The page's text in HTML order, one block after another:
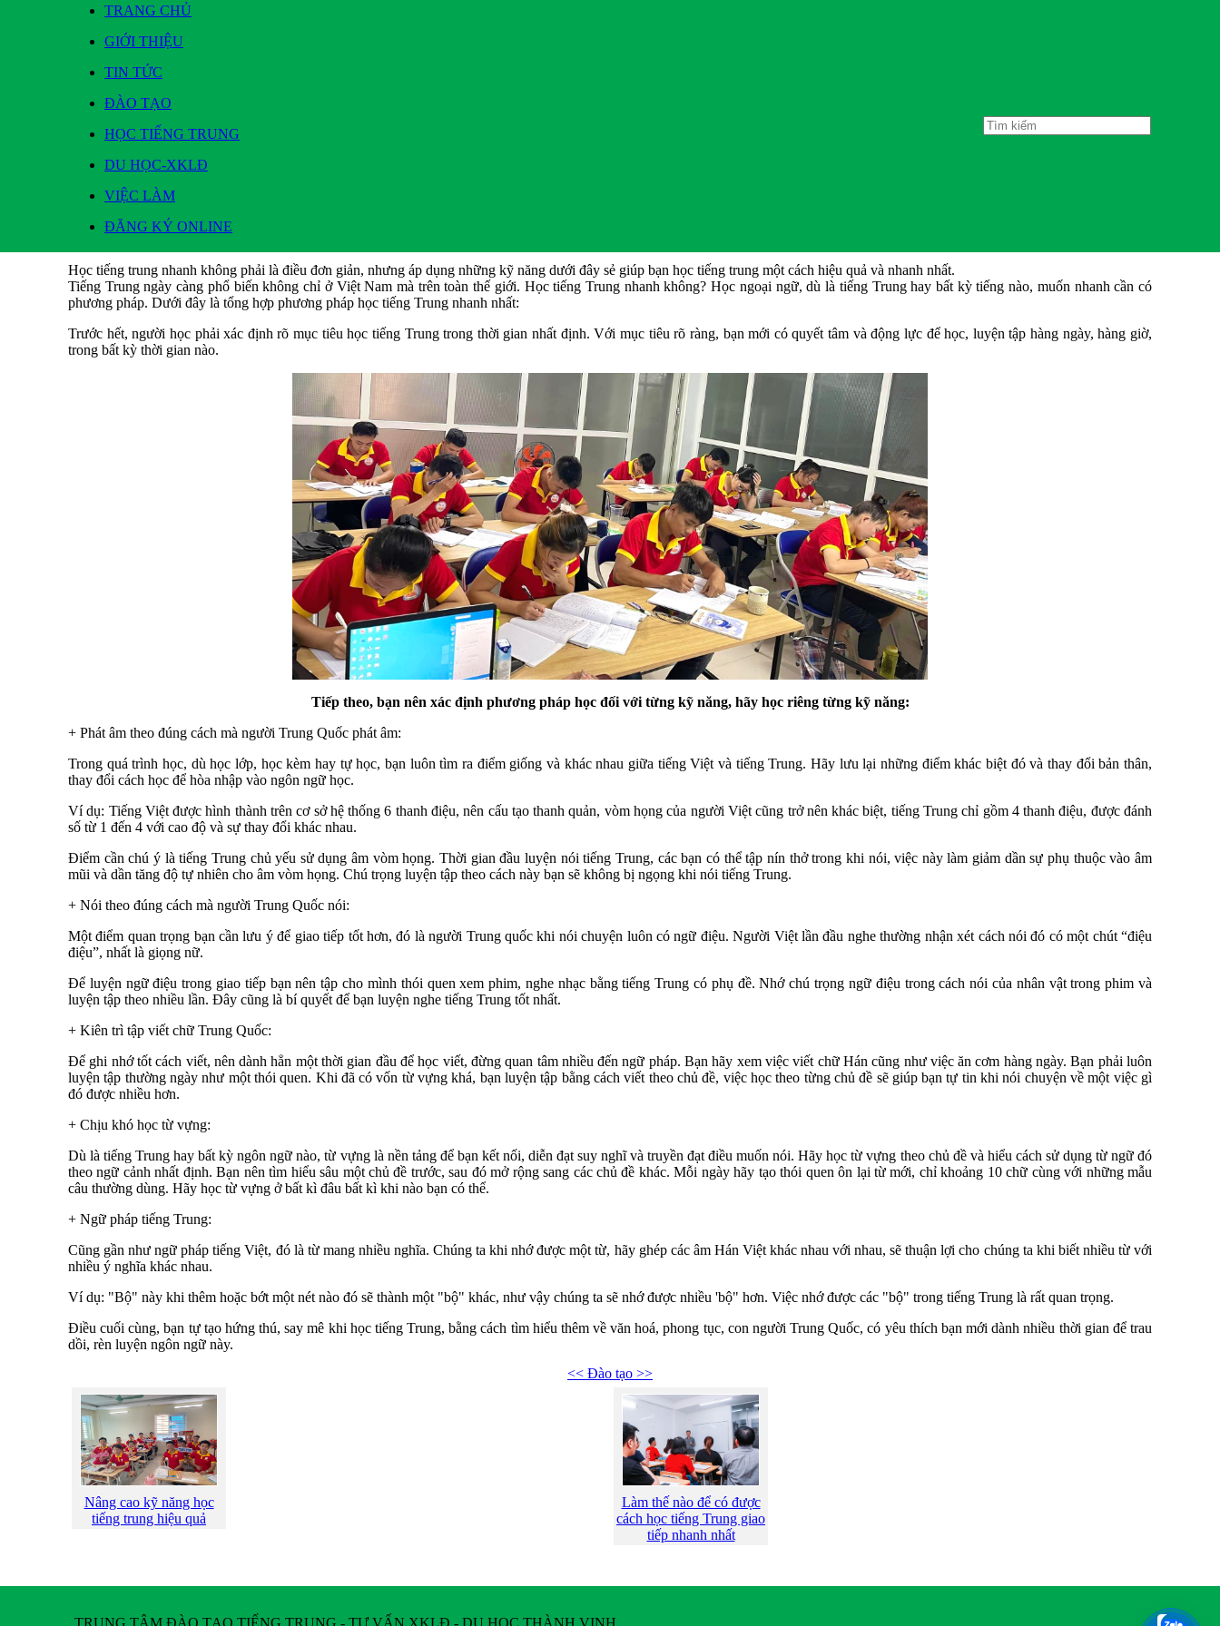
TRANG CHỦ
GIỚI THIỆU
TIN TỨC
ĐÀO TẠO
HỌC TIẾNG TRUNG
DU HỌC-XKLĐ
VIỆC LÀM
ĐĂNG KÝ ONLINE
ĐÀO TẠO > TIẾNG TRUNG TỔNG QUÁT
Tin đăng ngày: 17/10/2020 - Xem: 3150
Học tiếng trung nhanh không phải là điều đơn giản, nhưng áp dụng những kỹ năng dưới đây sẻ giúp bạn học tiếng trung một cách hiệu quả và nhanh nhất.
Tiếng Trung ngày càng phổ biến không chỉ ở Việt Nam mà trên toàn thế giới. Học tiếng Trung nhanh không? Học ngoại ngữ, dù là tiếng Trung hay bất kỳ tiếng nào, muốn nhanh cần có
phương pháp. Dưới đây là tổng hợp phương pháp học tiếng Trung nhanh nhất:
Trước hết, người học phải xác định rõ mục tiêu học tiếng Trung trong thời gian nhất định. Với mục tiêu rõ ràng, bạn mới có quyết tâm và động lực để học, luyện tập hàng ngày, hàng giờ,
trong bất kỳ thời gian nào.
Tiếp theo, bạn nên xác định phương pháp học đối với từng kỹ năng, hãy học riêng từng kỹ năng:
+ Phát âm theo đúng cách mà người Trung Quốc phát âm:
Trong quá trình học, dù học lớp, học kèm hay tự học, bạn luôn tìm ra điểm giống và khác nhau giữa tiếng Việt và tiếng Trung. Hãy lưu lại những điểm khác biệt đó và thay đổi bản thân,
thay đổi cách học để hòa nhập vào ngôn ngữ học.
Ví dụ: Tiếng Việt được hình thành trên cơ sở hệ thống 6 thanh điệu, nên cấu tạo thanh quản, vòm họng của người Việt cũng trở nên khác biệt, tiếng Trung chỉ gồm 4 thanh điệu, được đánh
số từ 1 đến 4 với cao độ và sự thay đổi khác nhau.
Điểm cần chú ý là tiếng Trung chủ yếu sử dụng âm vòm họng. Thời gian đầu luyện nói tiếng Trung, các bạn có thể tập nín thở trong khi nói, việc này làm giảm dần sự phụ thuộc vào âm
mũi và dần tăng độ tự nhiên cho âm vòm họng. Chú trọng luyện tập theo cách này bạn sẽ không bị ngọng khi nói tiếng Trung.
+ Nói theo đúng cách mà người Trung Quốc nói:
Một điểm quan trọng bạn cần lưu ý để giao tiếp tốt hơn, đó là người Trung quốc khi nói chuyện luôn có ngữ điệu. Người Việt lần đầu nghe thường nhận xét cách nói đó có một chút “điệu
điệu”, nhất là giọng nữ.
Để luyện ngữ điệu trong giao tiếp bạn nên tập cho mình thói quen xem phim, nghe nhạc bằng tiếng Trung có phụ đề. Nhớ chú trọng ngữ điệu trong cách nói của nhân vật trong phim và
luyện tập theo nhiều lần. Đây cũng là bí quyết để bạn luyện nghe tiếng Trung tốt nhất.
+ Kiên trì tập viết chữ Trung Quốc:
Để ghi nhớ tốt cách viết, nên dành hẳn một thời gian đầu để học viết, đừng quan tâm nhiều đến ngữ pháp. Bạn hãy xem việc viết chữ Hán cũng như việc ăn cơm hàng ngày. Bạn phải luôn
luyện tập thường ngày như một thói quen. Khi đã có vốn từ vựng khá, bạn luyện tập bằng cách viết theo chủ đề, việc học theo từng chủ đề sẽ giúp bạn tự tin khi nói chuyện về một việc gì
đó được nhiều hơn.
+ Chịu khó học từ vựng:
Dù là tiếng Trung hay bất kỳ ngôn ngữ nào, từ vựng là nền tảng để bạn kết nối, diễn đạt suy nghĩ và truyền đạt điều muốn nói. Hãy học từ vựng theo chủ đề và hiểu cách sử dụng từ ngữ đó
theo ngữ cảnh nhất định. Bạn nên tìm hiểu sâu một chủ đề trước, sau đó mở rộng sang các chủ đề khác. Mỗi ngày hãy tạo thói quen ôn lại từ mới, chỉ khoảng 10 chữ cùng với những mẫu
câu thường dùng. Hãy học từ vựng ở bất kì đâu bất kì khi nào bạn có thể.
+ Ngữ pháp tiếng Trung:
Cũng gần như ngữ pháp tiếng Việt, đó là từ mang nhiều nghĩa. Chúng ta khi nhớ được một từ, hãy ghép các âm Hán Việt khác nhau với nhau, sẽ thuận lợi cho chúng ta khi biết nhiều từ với
nhiều ý nghĩa khác nhau.
Ví dụ: "Bộ" này khi thêm hoặc bớt một nét nào đó sẽ thành một "bộ" khác, như vậy chúng ta sẽ nhớ được nhiều 'bộ" hơn. Việc nhớ được các "bộ" trong tiếng Trung là rất quan trọng.
Điều cuối cùng, bạn tự tạo hứng thú, say mê khi học tiếng Trung, bằng cách tìm hiểu thêm về văn hoá, phong tục, con người Trung Quốc, có yêu thích bạn mới dành nhiều thời gian để trau
dồi, rèn luyện ngôn ngữ này.
<< Đào tạo >>
Nâng cao kỹ năng học
tiếng trung hiệu quả
Làm thế nào để có được
cách học tiếng Trung giao
tiếp nhanh nhất
TRUNG TÂM ĐÀO TẠO TIẾNG TRUNG - TƯ VẤN XKLĐ - DU HỌC THÀNH VINH